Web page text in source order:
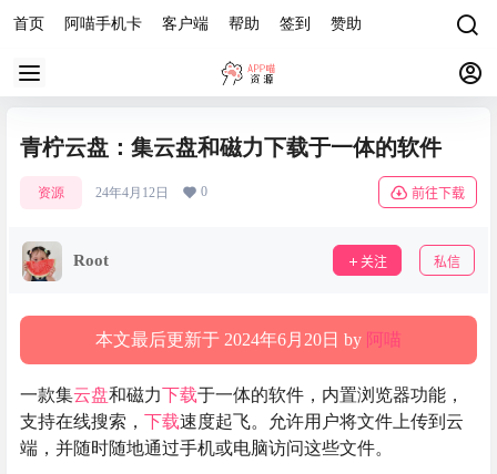
首页 阿喵手机卡 客户端 帮助 签到 赞助
青柠云盘：集云盘和磁力下载于一体的软件
资源 24年4月12日 0 前往下载
Root 关注 私信
本文最后更新于 2024年6月20日 by 阿喵
一款集云盘和磁力下载于一体的软件，内置浏览器功能，
支持在线搜索， 下载速度起飞。允许用户将文件上传到云
端，并随时随地通过手机或电脑访问这些文件。